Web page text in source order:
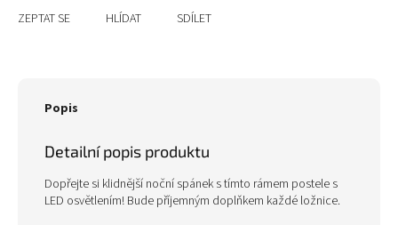
ZEPTAT SE HLÍDAT SDÍLET
Popis
Detailní popis produktu
Dopřejte si klidnější noční spánek s tímto rámem postele s
LED osvětlením! Bude příjemným doplňkem každé ložnice.